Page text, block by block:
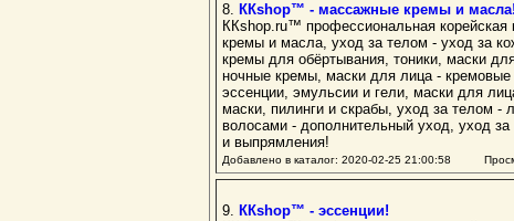
8. ККshop™ - массажные кремы и масла!
ККshop.ru™ профессиональная
кремы и масла, уход за телом - уход за
кремы для обёртывания, тоники, маски
ночные кремы, маски для лица -
эссенции, эмульсии и гели, маски для
маски, пилинги и скрабы, уход за телом
волосами - дополнительный уход, уход
и выпрямления!
Добавлено в каталог: 2020-02-25 21:00:58
9. ККshop™ - эссенции!